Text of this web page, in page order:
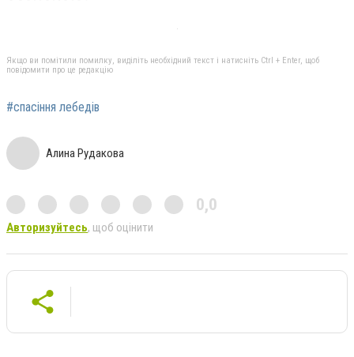
Якщо ви помітили помилку, виділіть необхідний текст і натисніть Ctrl + Enter, щоб
повідомити про це редакцію
#спасіння лебедів
Алина Рудакова
0,0
Авторизуйтесь, щоб оцінити